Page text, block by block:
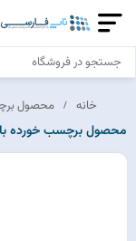
خانه محصول
محصول برچسب خورده با